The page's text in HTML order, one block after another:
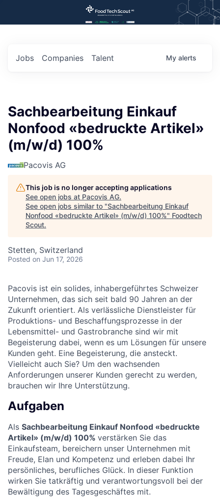
Jobs Companies Talent My alerts
Sachbearbeitung Einkauf
Nonfood «bedruckte Artikel»
(m/w/d) 100%
Pacovis AG
This job is no longer accepting applications
See open jobs at Pacovis AG.
See open jobs similar to "Sachbearbeitung Einkauf
Nonfood «bedruckte Artikel» (m/w/d) 100%" Foodtech
Scout.
Stetten, Switzerland
Posted on Jun 17, 2026
Pacovis ist ein solides, inhabergeführtes Schweizer
Unternehmen, das sich seit bald 90 Jahren an der
Zukunft orientiert. Als verlässliche Dienstleister für
Produktions- und Beschaffungsprozesse in der
Lebensmittel- und Gastrobranche sind wir mit
Begeisterung dabei, wenn es um Lösungen für unsere
Kunden geht. Eine Begeisterung, die ansteckt.
Vielleicht auch Sie? Um den wachsenden
Anforderungen unserer Kunden gerecht zu werden,
brauchen wir Ihre Unterstützung.
Aufgaben
Als Sachbearbeitung Einkauf Nonfood «bedruckte
Artikel» (m/w/d) 100% verstärken Sie das
Einkaufsteam, bereichern unser Unternehmen mit
Freude, Elan und Kompetenz und erleben dabei Ihr
persönliches, berufliches Glück. In dieser Funktion
wirken Sie tatkräftig und verantwortungsvoll bei der
Bewältigung des Tagesgeschäftes mit.